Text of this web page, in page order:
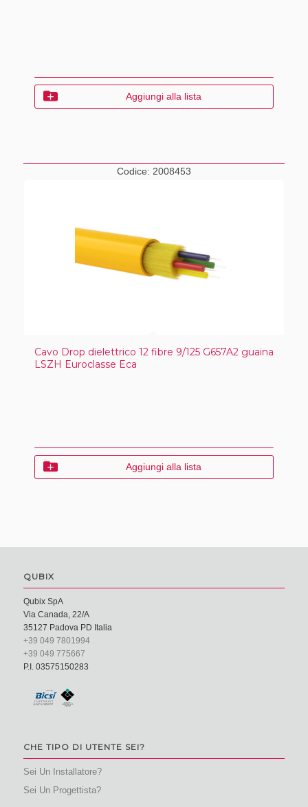
Aggiungi alla lista
Codice: 2008453
Cavo Drop dielettrico 12 fibre 9/125 G657A2 guaina
LSZH Euroclasse Eca
Aggiungi alla lista
QUBIX
Qubix SpA
Via Canada, 22/A
35127 Padova PD Italia
+39 049 7801994
+39 049 775667
P.I. 03575150283
CHE TIPO DI UTENTE SEI?
Sei Un Installatore?
Sei Un Progettista?